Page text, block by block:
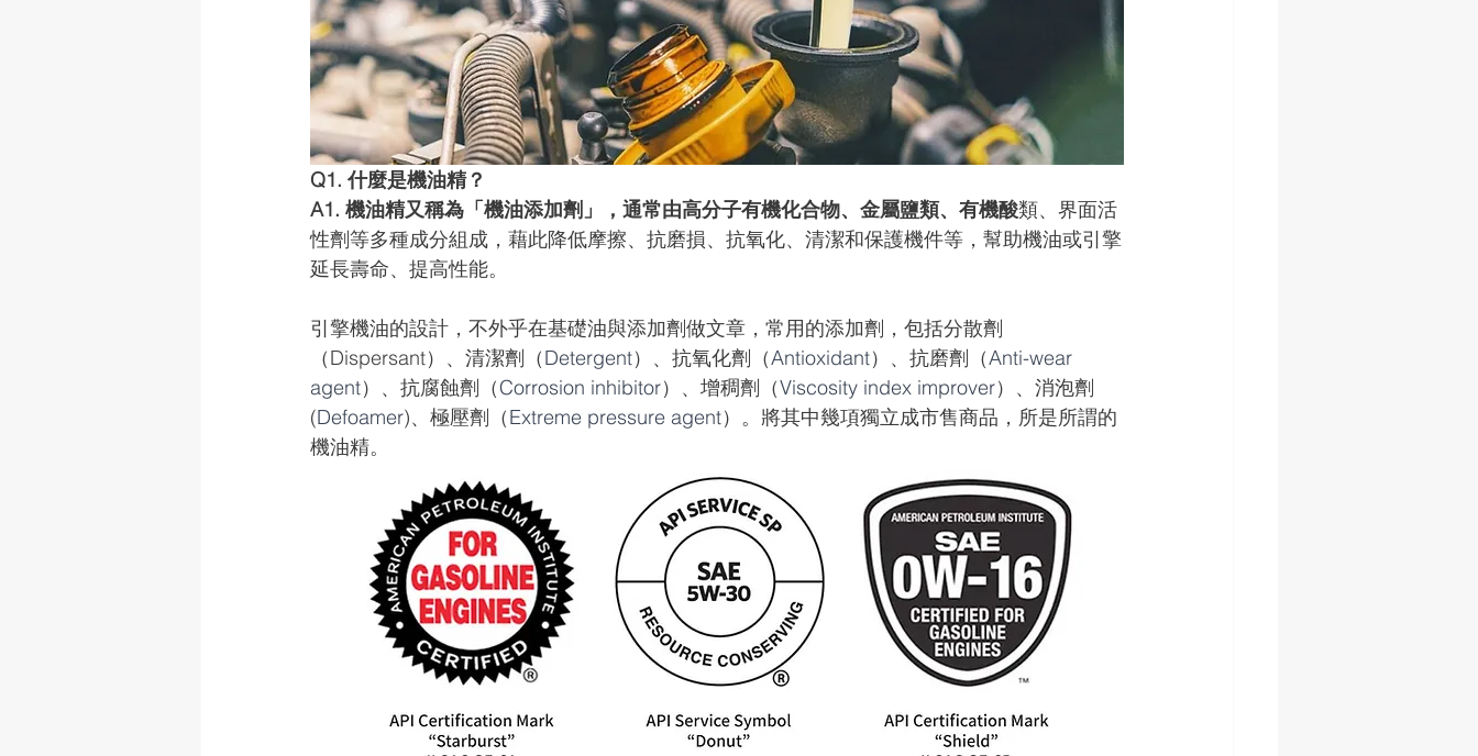
Q1. 什麼是機油精？
A1. 機油精又稱為「機油添加劑」，通常由高分子有機化合物、金屬鹽類、有機酸類、界面活
性劑等多種成分組成，藉此降低摩擦、抗磨損、抗氧化、清潔和保護機件等，幫助機油或引擎
延長壽命、提高性能。
引擎機油的設計，不外乎在基礎油與添加劑做文章，常用的添加劑，包括分散劑
（Dispersant）、清潔劑（Detergent）、抗氧化劑（Antioxidant）、抗磨劑（Anti-wear
agent）、抗腐蝕劑（Corrosion inhibitor）、增稠劑（Viscosity index improver）、消泡劑
(Defoamer)、極壓劑（Extreme pressure agent）。將其中幾項獨立成市售商品，所是所謂的
機油精。